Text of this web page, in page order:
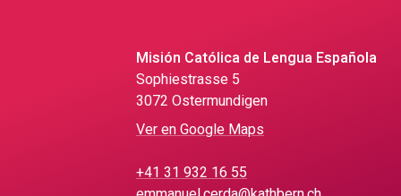
Misión Católica de Lengua Española
Sophiestrasse 5
3072 Ostermundigen
Ver en Google Maps
+41 31 932 16 55